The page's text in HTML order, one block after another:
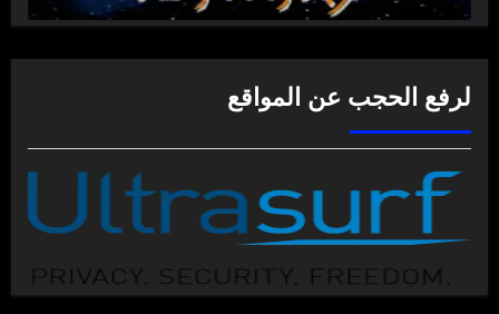
لرفع الحجب عن المواقع